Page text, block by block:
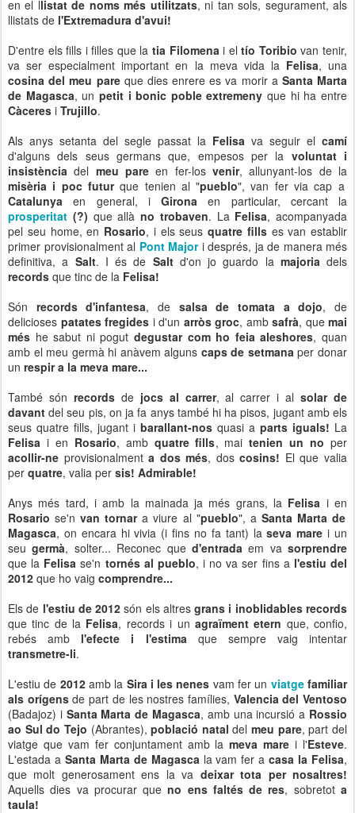
en el llistat de noms més utilitzats, ni tan sols, segurament, als
llistats de l'Extremadura d'avui!
D'entre els fills i filles que la tia Filomenai eltío Toribio van tenir,
va ser especialment important en la meva vida la Felisa, una
cosina del meu pareque dies enrere es va morir a Santa Marta
de Magasca, un petit i bonic poble extremenyque hi ha entre
Càceres i Trujillo.
Als anys setanta del segle passat la Felisa va seguir el camí
d'alguns dels seus germans que, empesos per la voluntat i
insistència del meu pareen fer-losvenir, allunyant-los de la
misèria i poc futurque tenien al "pueblo", van fer via cap a
Catalunya en general, i Gironaen particular, cercant la
prosperitat (?) que allà no trobaven. La Felisa, acompanyada
pel seu home, en Rosario, i els seus quatre fillses van establir
primer provisionalment al Pont Majori després, ja de manera més
definitiva, a Salt. I és de Saltd'on jo guardo la majoria dels
records que tinc de la Felisa!
Són records d'infantesa, de salsa de tomata a dojo, de
delicioses patates fregides i d'un arròs groc, amb safrà, que mai
més he sabut ni pogut degustar com ho feia aleshores, quan
amb el meu germà hi anàvem alguns caps de setmana per donar
un respir a la meva mare...
També són recordsde jocs al carrer, al carrer i al solar de
davantdel seu pis, on ja fa anys també hi ha pisos, jugant amb els
seus quatre fills, jugant i barallant-nos quasi a parts iguals! La
Felisa i en Rosario, amb quatre fills, maitenien un no per
acollir-ne provisionalmenta dos més, doscosins! El que valia
per quatre, valia per sis! Admirable!
Anys més tard, i amb la mainada ja més grans, la Felisa i en
Rosariose'nvan tornara viure al "pueblo", a Santa Marta de
Magasca, on encara hi vivia (i fins no fa tant) laseva mare i un
seugermà, solter... Reconec que d'entrada em va sorprendre
que la Felisase'n tornés al pueblo, i no va ser fins a l'estiu del
2012 que ho vaig comprendre...
Els de l'estiu de 2012 són els altresgrans i inoblidables records
que tinc de la Felisa, records i un agraïment etern que, confio,
rebés amb l'efecte i l'estima que sempre vaig intentar
transmetre-li.
L'estiu de 2012amb la Sira i les nenes vam fer un viatgefamiliar
als orígensde part de les nostres famílies, Valencia del Ventoso
(Badajoz) i Santa Marta de Magasca, amb una incursió a Rossio
ao Sul do Tejo (Abrantes),població nataldelmeu pare, part del
viatge que vam fer conjuntament amb lameva mare i l'Esteve.
L'estada a Santa Marta de Magasca la vam fer a casa la Felisa,
que molt generosament ens la va deixar tota per nosaltres!
Aquells dies va procurar queno ens faltés de res, sobretota
taula!